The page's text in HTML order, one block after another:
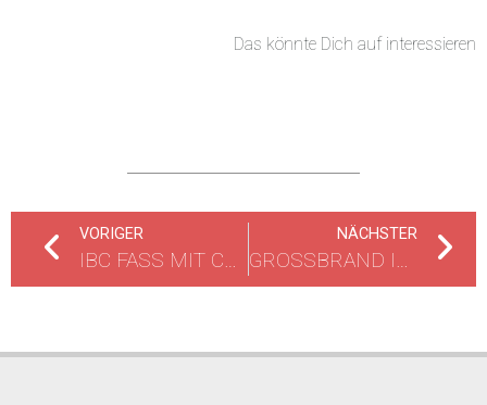
Das könnte Dich auf interessieren
VORIGER
IBC FASS MIT CHEMIKALIEN UMGEFALLEN UND BESCHÄDIGT
NÄCHSTER
GROSSBRAND IN LOGISTIKZENTRUM